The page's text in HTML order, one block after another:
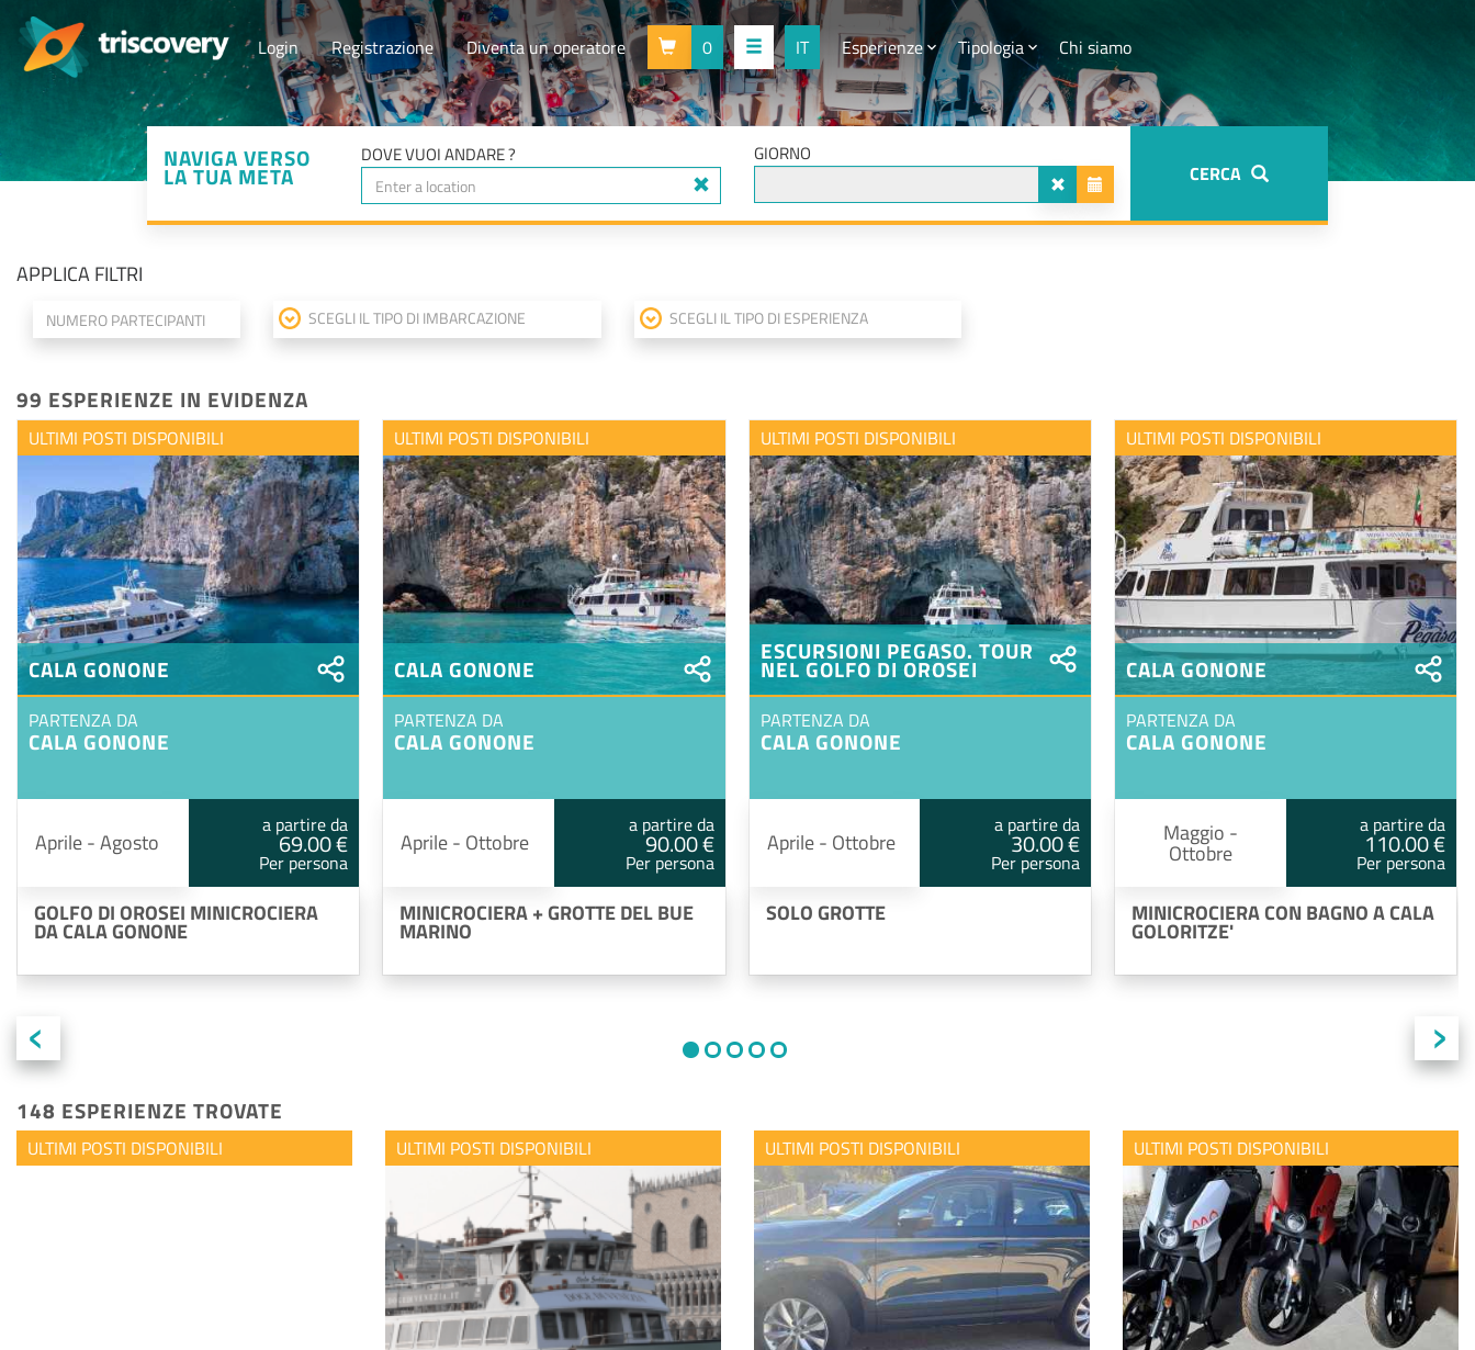
Esperienze Tipologia Chi siamo
Login Registrazione Diventa un operatore 0 IT
NAVIGA VERSO
LA TUA META
DOVE VUOI ANDARE ? GIORNO
CERCA
APPLICA FILTRI
SCEGLI IL TIPO DI IMBARCAZIONE SCEGLI IL TIPO DI ESPERIENZA
99 ESPERIENZE IN EVIDENZA
ULTIMI POSTI DISPONIBILI
CALA GONONE
PARTENZA DA
CALA GONONE
Aprile - Agosto
a partire da
69.00 €
Per persona
GOLFO DI OROSEI MINICROCIERA
DA CALA GONONE
ULTIMI POSTI DISPONIBILI
CALA GONONE
PARTENZA DA
CALA GONONE
Aprile - Ottobre
a partire da
90.00 €
Per persona
MINICROCIERA + GROTTE DEL BUE
MARINO
ULTIMI POSTI DISPONIBILI
ESCURSIONI PEGASO. TOUR
NEL GOLFO DI OROSEI
PARTENZA DA
CALA GONONE
Aprile - Ottobre
a partire da
30.00 €
Per persona
SOLO GROTTE
ULTIMI POSTI DISPONIBILI
CALA GONONE
PARTENZA DA
CALA GONONE
Maggio -
Ottobre
a partire da
110.00 €
Per persona
MINICROCIERA CON BAGNO A CALA
GOLORITZE'
‹ ›
148 ESPERIENZE TROVATE
ULTIMI POSTI DISPONIBILI ULTIMI POSTI DISPONIBILI ULTIMI POSTI DISPONIBILI ULTIMI POSTI DISPONIBILI